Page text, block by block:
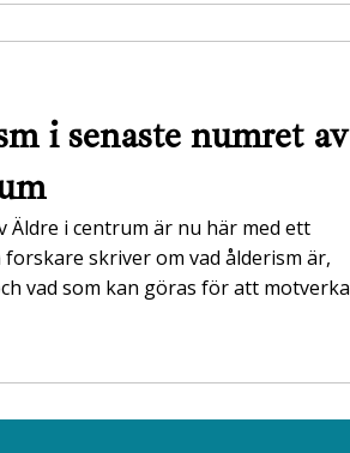
i senaste numret av
Äldre i centrum är nu här med ett
forskare skriver om vad ålderism är,
vad som kan göras för att motverka